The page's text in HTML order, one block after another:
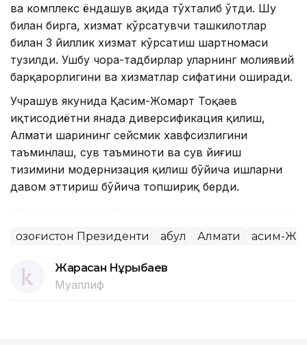
ва комплекс ёндашув ҳақида тўхталиб ўтди. Шу
билан бирга, хизмат кўрсатувчи ташкилотлар
билан 3 йиллик хизмат кўрсатиш шартномаси
тузилди. Ушбу чора-тадбирлар уларнинг молиявий
барқарорлигини ва хизматлар сифатини оширади.
Учрашув якунида Қасим-Жомарт Тоқаев
иқтисодиётни янада диверсификация қилиш,
Алмати шаҳрининг сейсмик хавфсизлигини
таъминлаш, сув таъминоти ва сув йиғиш
тизимини модернизация қилиш бўйича ишларни
давом эттириш бўйича топшириқ берди.
Қозоғистон Президенти Қабул Алмати Қасим-
Жарасқан Нұрыбаев
Муаллиф